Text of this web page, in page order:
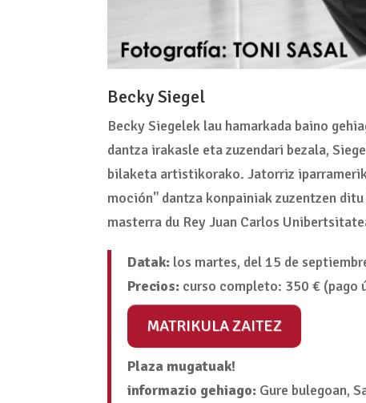
Becky Siegel
Becky Siegelek lau hamarkada baino
dantza irakasle eta zuzendari bezala,
bilaketa artistikorako. Jatorriz
moción" dantza konpainiak zuzentzen
masterra du Rey Juan Carlos
Datak: los martes, del 15 de
Precios: curso completo: 350 € (pago
MATRIKULA ZAITEZ
Plaza mugatuak!
informazio gehiago: Gure bulegoan,